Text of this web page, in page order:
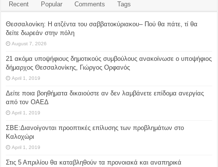
Recent Popular Comments Tags
Θεσσαλονίκη: Η ατζέντα του σαββατοκύριακου– Πού θα πάτε, τί θα
δείτε δωρεάν στην πόλη
August 7, 2026
21 ακόμα υποψήφιους δημοτικούς συμβούλους ανακοίνωσε ο υποψήφιος
δήμαρχος Θεσσαλονίκης, Γιώργος Ορφανός
April 1, 2019
Δείτε ποια βοηθήματα δικαιούστε αν δεν λαμβάνετε επίδομα ανεργίας
από τον ΟΑΕΔ
April 1, 2019
ΣΒΕ:Διανοίγονται προοπτικές επίλυσης των προβλημάτων στο
Καλοχώρι
April 1, 2019
Στις 5 Απριλίου θα καταβληθούν τα προνοιακά και αναπηρικά